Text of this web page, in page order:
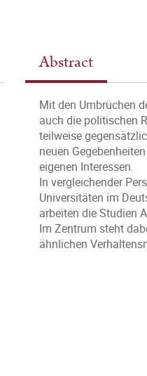
Abstract
Mit den Umbrüchen
auch die politischen
teilweise
neuen
eigenen Interessen.
In vergleichender
Universitäten im
arbeiten die Studien
Im Zentrum steht
ähnlichen